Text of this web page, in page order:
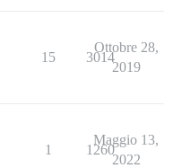
15 3014
Ottobre 28,
2019
1 1260
Maggio 13,
2022